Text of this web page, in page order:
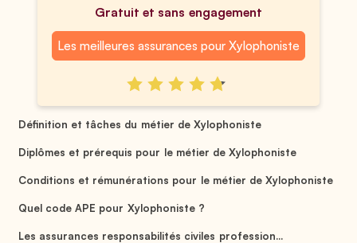
Gratuit et sans engagement
Les meilleures assurances pour Xylophoniste
Définition et tâches du métier de Xylophoniste
Diplômes et prérequis pour le métier de Xylophoniste
Conditions et rémunérations pour le métier de Xylophoniste
Quel code APE pour Xylophoniste ?
Les assurances responsabilités civiles profession...